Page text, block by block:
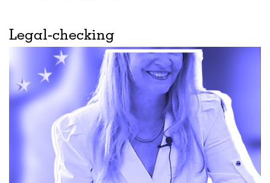
Legal-checking